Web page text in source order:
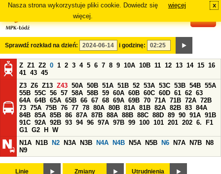
Nasza strona wykorzystuje pliki cookie. Dowiedz się
więcej.
więcej x
Sprawdź rozkład na dzień: i godzinę:
Z Z1 Z2 0 1 2 3 4 5 6 7 8 9 10A 10B 11 12 13 14 15 16
41 43 45
Z3 Z6 Z13 Z43 50A 50B 51A 51B 52 53A 53C 53B 54B 55A
55B 55C 56 57 58A 58B 59 60A 60B 60C 60D 61 62 63
64A 64B 65A 65B 66 67 68 69A 69B 70 71A 71B 72A 72B
73 75A 75B 76 77 78 80A 80B 81A 81B 82A 82B 83 84A
84B 85A 85B 86 87A 87B 88A 88B 88C 88D 89 90 91A 91B
91C 92A 92B 93 94 96 97A 97B 99 100 101 201 202 6.
F1
G1 G2 H
W
N1A
N1B N2 N3A N3B N4A N4B N5A N5B N6 N7A N7B
N8
N9
Linie Zmiany Utrudnienia